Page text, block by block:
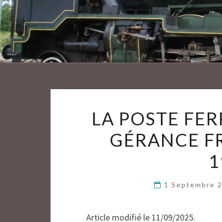
LA POSTE
GÉRANCE
1 Septembre
Article modifié le 11/09/2025.